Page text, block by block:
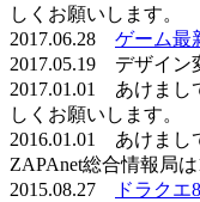
しくお願いします。
2017.06.28 ゲーム最
2017.05.19 デザイン
2017.01.01 あけまし
しくお願いします。
2016.01.01 あけまし
ZAPAnet総合情報局
2015.08.27
ドラクエ